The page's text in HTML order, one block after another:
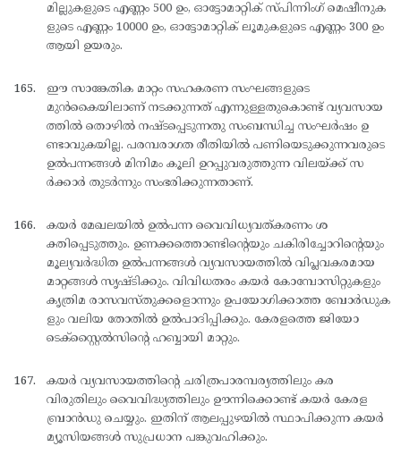
മില്ലുകളുടെ എണ്ണം 500 ഉം, ഓട്ടോമാറ്റിക് സ്പിന്നിംഗ് മെഷീനുക
ളുടെ എണ്ണം 10000 ഉം, ഓട്ടോമാറ്റിക് ലൂമുകളുടെ എണ്ണം 300 ഉം
ആയി ഉയരും.
ഈ സാങ്കേതിക മാറ്റം സഹകരണ സംഘങ്ങളുടെ
മുന്‍കൈയിലാണ് നടക്കുന്നത് എന്നുള്ളതുകൊണ്ട് വ്യവസായ
ത്തില്‍ തൊഴില്‍ നഷ്ടപ്പെടുന്നതു സംബന്ധിച്ച സംഘര്‍ഷം ഉ
ണ്ടാവുകയില്ല. പരമ്പരാഗത രീതിയില്‍ പണിയെടുക്കുന്നവരുടെ
ഉല്‍പന്നങ്ങള്‍ മിനിമം കൂലി ഉറപ്പുവരുത്തുന്ന വിലയ്ക്ക് സ
ര്‍ക്കാര്‍ തുടര്‍ന്നും സംഭരിക്കുന്നതാണ്.
കയര്‍ മേഖലയില്‍ ഉല്‍പന്ന വൈവിധ്യവത്കരണം ശ
ക്തിപ്പെടുത്തും. ഉണക്കത്തൊണ്ടിന്റെയും ചകിരിച്ചോറിന്റെയും
മൂല്യവര്‍ദ്ധിത ഉല്‍പന്നങ്ങള്‍ വ്യവസായത്തില്‍ വിപ്ലവകരമായ
മാറ്റങ്ങള്‍ സൃഷ്ടിക്കും. വിവിധതരം കയര്‍ കോമ്പോസിറ്റുകളും
കൃത്രിമ രാസവസ്തുക്കളൊന്നും ഉപയോഗിക്കാത്ത ബോര്‍ഡുക
ളും വലിയ തോതില്‍ ഉല്‍പാദിപ്പിക്കും. കേരളത്തെ ജിയോ
ടെക്സ്റ്റൈല്‍സിന്റെ ഹബ്ബായി മാറ്റും.
കയര്‍ വ്യവസായത്തിന്റെ ചരിത്രപാരമ്പര്യത്തിലും കര
വിരുതിലും വൈവിദ്ധ്യത്തിലും ഊന്നിക്കൊണ്ട് കയര്‍ കേരള
ബ്രാന്‍ഡു ചെയ്യും. ഇതിന് ആലപ്പുഴയില്‍ സ്ഥാപിക്കുന്ന കയര്‍
മ്യൂസിയങ്ങള്‍ സുപ്രധാന പങ്കുവഹിക്കും.